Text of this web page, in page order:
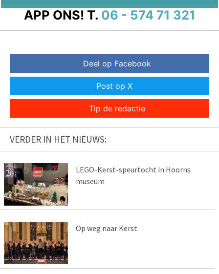
APP ONS! T. 06 - 574 71 321
Deel op Facebook
Post op X
Tip de redactie
VERDER IN HET NIEUWS:
LEGO-Kerst-speurtocht in Hoorns
museum
Op weg naar Kerst